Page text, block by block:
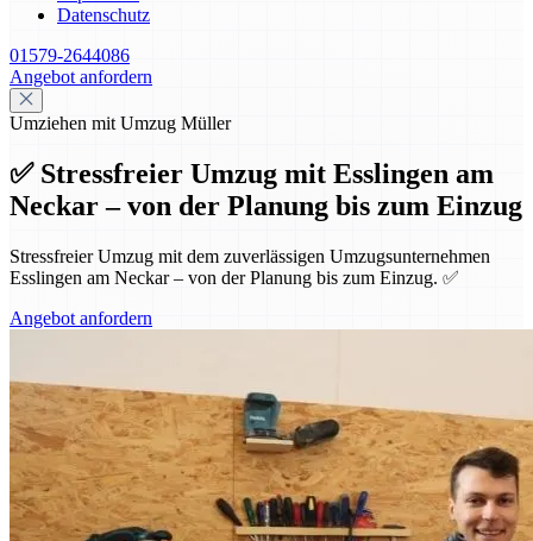
Datenschutz
01579-2644086
Angebot anfordern
Umziehen mit Umzug Müller
✅ Stressfreier Umzug mit Esslingen am
Neckar – von der Planung bis zum Einzug
Stressfreier Umzug mit dem zuverlässigen Umzugsunternehmen
Esslingen am Neckar – von der Planung bis zum Einzug. ✅
Angebot anfordern